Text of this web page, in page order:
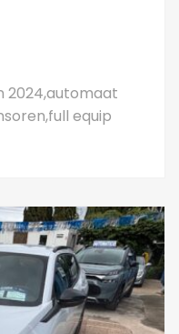
2024,automaat
equip